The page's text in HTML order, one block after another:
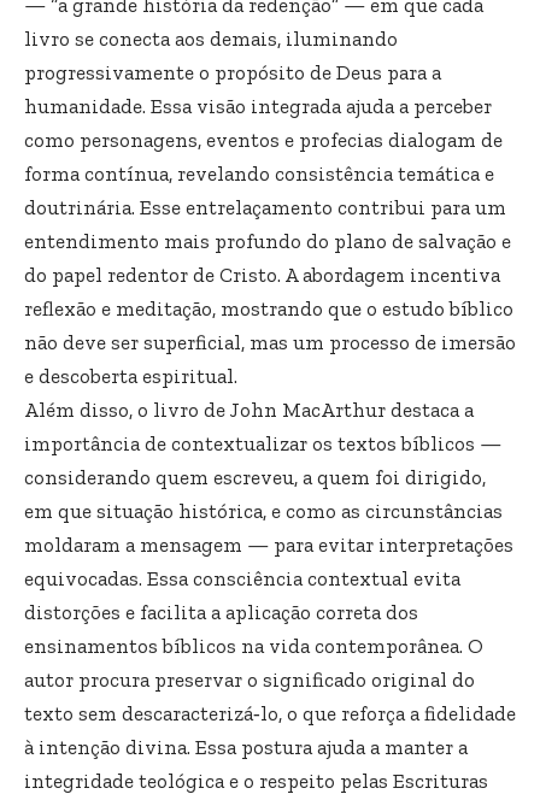
livro se conecta aos demais, iluminando
progressivamente o propósito de Deus para a
humanidade. Essa visão integrada ajuda a perceber
como personagens, eventos e profecias dialogam de
forma contínua, revelando consistência temática e
doutrinária. Esse entrelaçamento contribui para um
entendimento mais profundo do plano de salvação e
do papel redentor de Cristo. A abordagem incentiva
reflexão e meditação, mostrando que o estudo bíblico
não deve ser superficial, mas um processo de imersão
e descoberta espiritual.
Além disso, o livro de John MacArthur destaca a
importância de contextualizar os textos bíblicos —
considerando quem escreveu, a quem foi dirigido,
em que situação histórica, e como as circunstâncias
moldaram a mensagem — para evitar interpretações
equivocadas. Essa consciência contextual evita
distorções e facilita a aplicação correta dos
ensinamentos bíblicos na vida contemporânea. O
autor procura preservar o significado original do
texto sem descaracterizá‑lo, o que reforça a fidelidade
à intenção divina. Essa postura ajuda a manter a
integridade teológica e o respeito pelas Escrituras